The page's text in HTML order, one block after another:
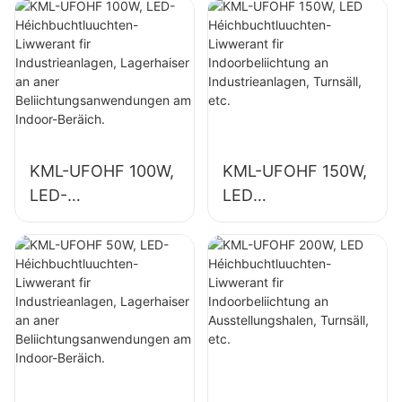
KML-UFOHF 100W,
LED-
Héichbuchtluuchte
n-Liwwerant fir
Industrieanlagen,
Lagerhaiser an
aner
Beliichtungsanwen
dungen am Indoor-
KML-UFOHF 150W,
LED
Héichbuchtluuchte
n-Liwwerant fir
Indoorbeliichtung
an
Industrieanlagen,
Turnsäll, etc.